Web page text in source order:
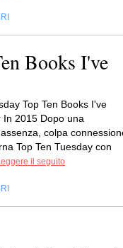
Books I've
Top Ten Books I've
In 2015 Dopo una
colpa
Top Ten Tuesday con
il seguito